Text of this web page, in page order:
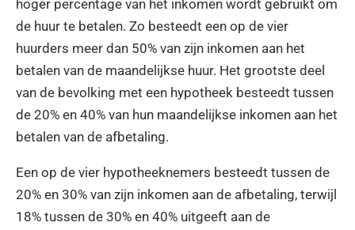
hoger percentage van het inkomen wordt gebruikt om
de huur te betalen. Zo besteedt een op de vier
huurders meer dan 50% van zijn inkomen aan het
betalen van de maandelijkse huur. Het grootste deel
van de bevolking met een hypotheek besteedt tussen
de 20% en 40% van hun maandelijkse inkomen aan het
betalen van de afbetaling.
Een op de vier hypotheeknemers besteedt tussen de
20% en 30% van zijn inkomen aan de afbetaling, terwijl
18% tussen de 30% en 40% uitgeeft aan de